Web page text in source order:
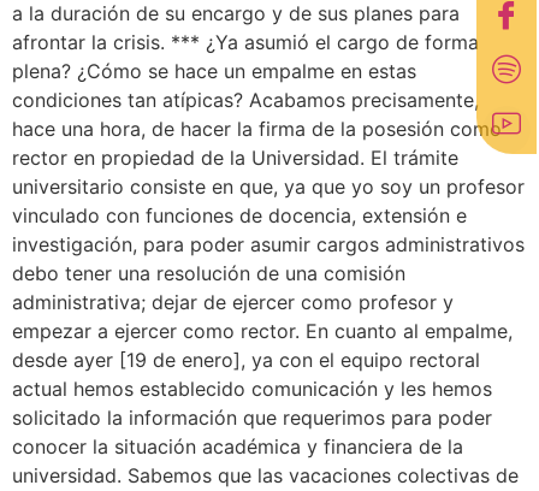
a la duración de su encargo y de sus planes para
afrontar la crisis. *** ¿Ya asumió el cargo de forma
plena? ¿Cómo se hace un empalme en estas
condiciones tan atípicas? Acabamos precisamente,
hace una hora, de hacer la firma de la posesión como
rector en propiedad de la Universidad. El trámite
universitario consiste en que, ya que yo soy un profesor
vinculado con funciones de docencia, extensión e
investigación, para poder asumir cargos administrativos
debo tener una resolución de una comisión
administrativa; dejar de ejercer como profesor y
empezar a ejercer como rector. En cuanto al empalme,
desde ayer [19 de enero], ya con el equipo rectoral
actual hemos establecido comunicación y les hemos
solicitado la información que requerimos para poder
conocer la situación académica y financiera de la
universidad. Sabemos que las vacaciones colectivas de